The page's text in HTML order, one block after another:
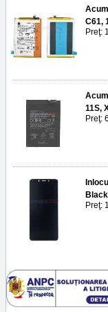
C61,
Preţ:
11S,
Preţ:
Black
Preţ: